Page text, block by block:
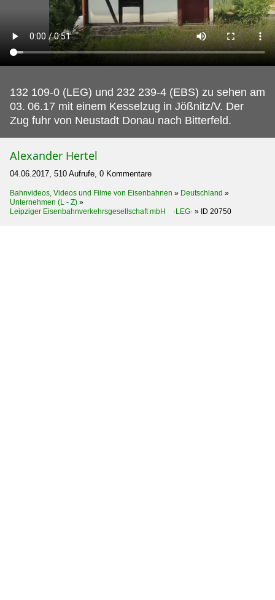
132 109-0 (LEG) und 232 239-4 (EBS) zu sehen am
03. 06.17 mit einem Kesselzug in Jößnitz/V. Der
Zug fuhr von Neustadt Donau nach Bitterfeld.
Alexander Hertel
04.06.2017, 510 Aufrufe, 0 Kommentare
Bahnvideos, Videos und Filme von Eisenbahnen » Deutschland »
Unternehmen (L - Z) »
Leipziger Eisenbahnverkehrsgesellschaft mbH ·LEG· » ID 20750